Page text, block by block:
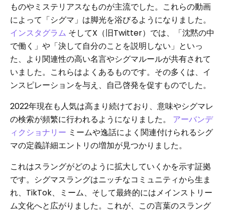
ものやミステリアスなものが主流でした。これらの動画
によって「シグマ」は脚光を浴びるようになりました。
インスタグラム そしてX（旧Twitter）では、「沈黙の中
で働く」や「決して自分のことを説明しない」といっ
た、より関連性の高い名言やシグマルールが共有されて
いました。これらはよくあるものです。その多くは、イ
ンスピレーションを与え、自己啓発を促すものでした。
2022年現在も人気は高まり続けており、意味やシグマレ
の検索が頻繁に行われるようになりました。 アーバンデ
ィクショナリー ミームや逸話によく関連付けられるシグ
マの定義詳細エントリの増加が見つかりました。
これはスラングがどのように拡大していくかを示す証拠
です。シグマスラングはニッチなコミュニティから生ま
れ、TikTok、ミーム、そして最終的にはメインストリー
ム文化へと広がりました。これが、この言葉のスラング